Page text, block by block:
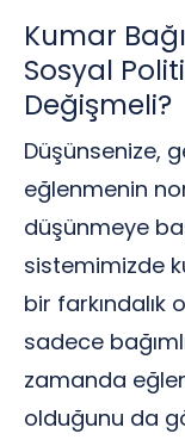
Kumar
Sosyal
Değişmeli?
Düşünsenize,
eğlenmenin
düşünmeye
sistemimizde
bir farkındalık
sadece
zamanda
olduğunu da